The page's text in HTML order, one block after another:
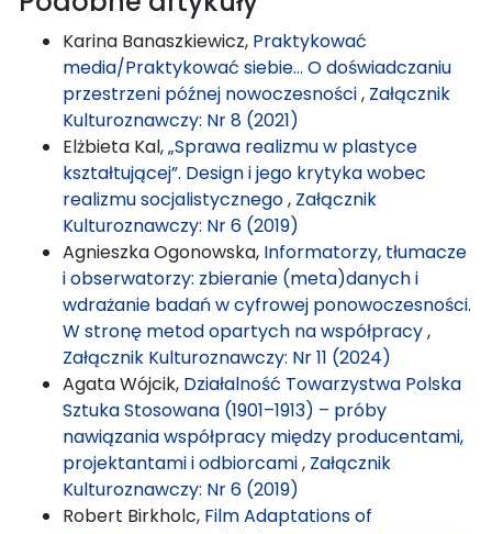
Karina Banaszkiewicz, Praktykować
media/Praktykować siebie… O doświadczaniu
przestrzeni późnej nowoczesności, Załącznik
Kulturoznawczy: Nr 8 (2021)
Elżbieta Kal,„Sprawa realizmu w plastyce
kształtującej”. Design i jego krytyka wobec
realizmu socjalistycznego, Załącznik
Kulturoznawczy: Nr 6 (2019)
Agnieszka Ogonowska, Informatorzy, tłumacze
i obserwatorzy: zbieranie (meta)danych i
wdrażanie badań w cyfrowej ponowoczesności.
W stronę metod opartych na współpracy,
Załącznik Kulturoznawczy: Nr 11 (2024)
Agata Wójcik, Działalność Towarzystwa Polska
Sztuka Stosowana (1901–1913) – próby
nawiązania współpracy między producentami,
projektantami i odbiorcami, Załącznik
Kulturoznawczy: Nr 6 (2019)
Robert Birkholc, Film Adaptations of